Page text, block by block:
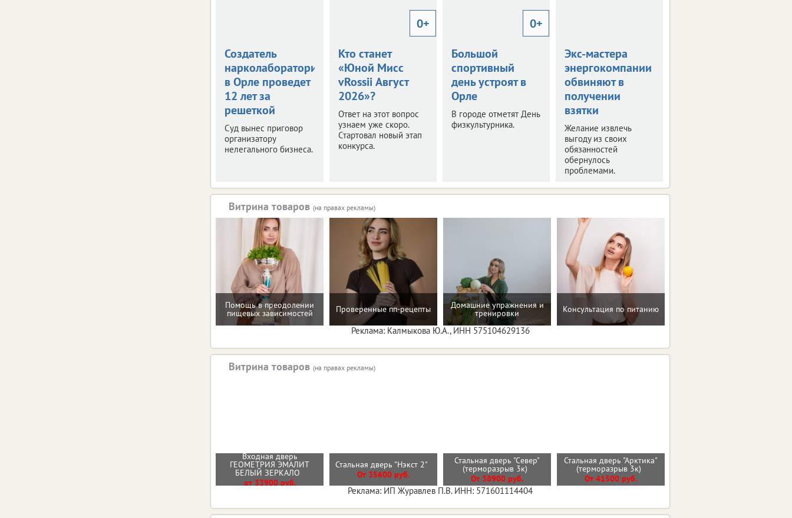
Создатель
нарколаборатории
в Орле проведет
12 лет за
решеткой
Суд вынес приговор
организатору
нелегального бизнеса.
0+
Кто станет
«Юной Мисс
vRossii Август
2026»?
Ответ на этот вопрос
узнаем уже скоро.
Стартовал новый этап
конкурса.
0+
Большой
спортивный
день устроят в
Орле
В городе отметят День
физкультурника.
Экс-мастера
энергокомпании
обвиняют в
получении
взятки
Желание извлечь
выгоду из своих
обязанностей
обернулось
проблемами.
Витрина товаров (на правах рекламы)
Помощь в преодолении
пищевых зависимостей Проверенные пп-рецепты Домашние упражнения и
тренировки Консультация по питанию
Реклама: Калмыкова Ю.А., ИНН 575104629136
Витрина товаров (на правах рекламы)
Входная дверь
ГЕОМЕТРИЯ ЭМАЛИТ
БЕЛЫЙ ЗЕРКАЛО
от 33900 руб.
Стальная дверь "Нэкст 2"
От 35600 руб.
Стальная дверь "Север"
(терморазрыв 3к)
От 38900 руб.
Стальная дверь "Арктика"
(терморазрыв 3к)
От 41500 руб.
Реклама: ИП Журавлев П.В. ИНН: 571601114404